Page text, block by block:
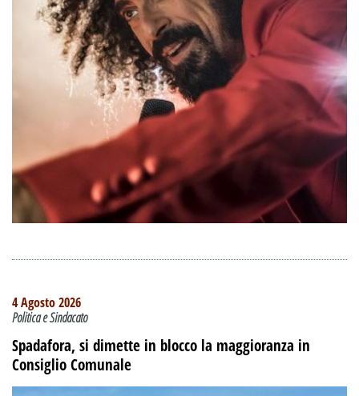
4 Agosto 2026
Politica e Sindacato
Spadafora, si dimette in blocco la maggioranza in
Consiglio Comunale